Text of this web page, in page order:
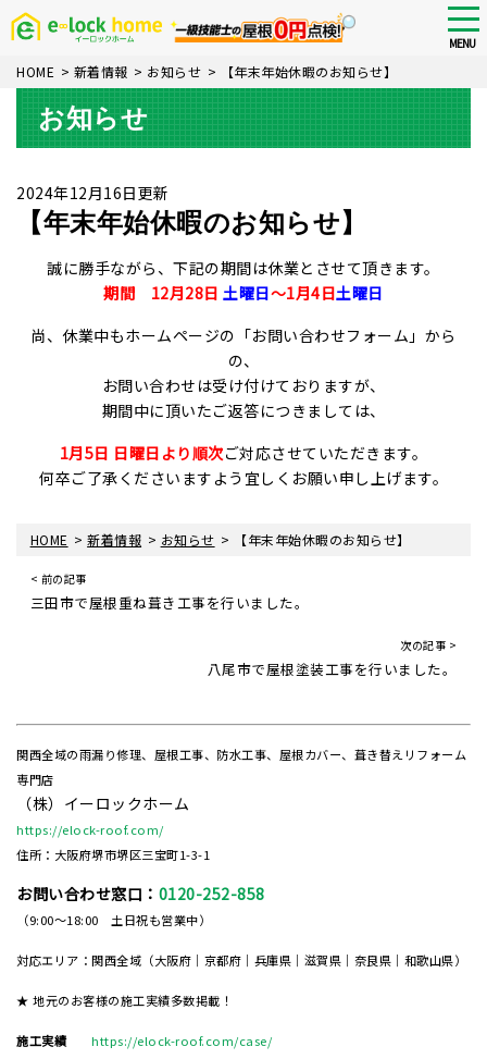
Skip
content
MENU
HOME > 新着情報 > お知らせ > 【年末年始休暇のお知らせ】
お知らせ
2024年12月16日更新
【年末年始休暇のお知らせ】
誠に勝手ながら、下記の期間は休業とさせて頂きます。
期間 12月28日土曜日～1月4日土曜日
尚、休業中もホームページの「お問い合わせフォーム」から
の、
お問い合わせは受け付けておりますが、
期間中に頂いたご返答につきましては、
1月5日 日曜日より順次ご対応させていただきます。
何卒ご了承くださいますよう宜しくお願い申し上げます。
HOME >新着情報 > お知らせ > 【年末年始休暇のお知らせ】
< 前の記事
三田市で屋根重ね葺き工事を行いました。
次の記事 >
八尾市で屋根塗装工事を行いました。
関西全域の雨漏り修理、屋根工事、防水工事、屋根カバー、葺き替えリフォーム
専門店
（株）イーロックホーム
https://elock-roof.com/
住所：大阪府堺市堺区三宝町1-3-1
お問い合わせ窓口： 0120-252-858
（9:00～18:00 土日祝も営業中）
対応エリア：関西全域（大阪府｜京都府｜兵庫県｜滋賀県｜奈良県｜和歌山県）
★ 地元のお客様の施工実績多数掲載！
施工実績
https://elock-roof.com/case/